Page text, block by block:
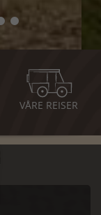
VÅRE REISER